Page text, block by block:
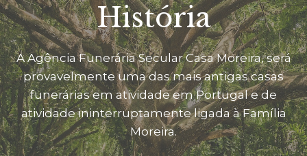
História
A Agência Funerária Secular Casa Moreira, será
provavelmente uma das mais antigas casas
funerárias em atividade em Portugal e de
atividade ininterruptamente ligada à Família
Moreira.